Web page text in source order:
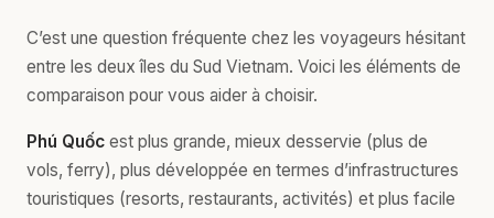
C’est une question fréquente chez les voyageurs hésitant
entre les deux îles du Sud Vietnam. Voici les éléments de
comparaison pour vous aider à choisir.
Phú Quốc est plus grande, mieux desservie (plus de
vols, ferry), plus développée en termes d’infrastructures
touristiques (resorts, restaurants, activités) et plus facile